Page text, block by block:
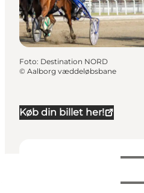
Køb din billet her!
Foto: Destination NORD
© Aalborg væddeløbsbane